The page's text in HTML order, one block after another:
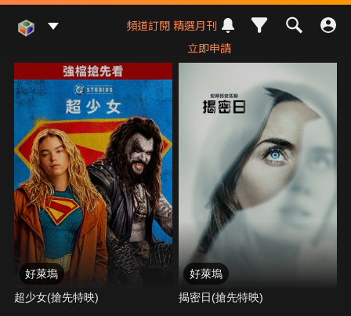
Mod Web頻道訂閱
立即申請
精選月刊
好萊塢
超少女(搶先特映)
好萊塢
揭密日(搶先特映)